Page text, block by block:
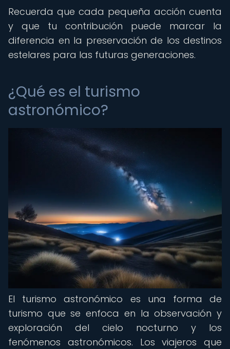
Recuerda que cada pequeña acción cuenta
y que tu contribución puede marcar la
diferencia en la preservación de los destinos
estelares para las futuras generaciones.
¿Qué es el turismo
astronómico?
El turismo astronómico es una forma de
turismo que se enfoca en la observación y
exploración del cielo nocturno y los
fenómenos astronómicos. Los viajeros que